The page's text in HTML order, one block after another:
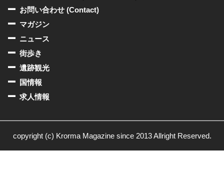
お問い合わせ (Contact)
マガジン
ニュース
街歩き
遺跡観光
国情報
求人情報
copyright (c) Krorma Magazine since 2013 Allright Reserved.